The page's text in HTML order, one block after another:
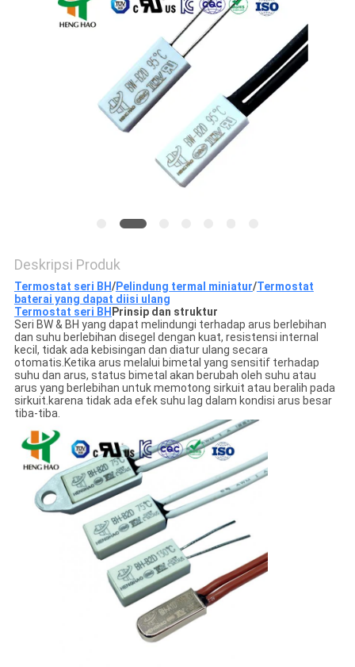
PRIVACY
Deskripsi Produk
Termostat seri BH/Pelindung termal miniatur/Termostat
baterai yang dapat diisi ulang
Termostat seri BH Prinsip dan struktur
Seri BW & BH yang dapat melindungi terhadap arus berlebihan
dan suhu berlebihan disegel dengan kuat, resistensi internal
kecil, tidak ada kebisingan dan diatur ulang secara
otomatis.Ketika arus melalui bimetal yang sensitif terhadap
suhu dan arus, status bimetal akan berubah oleh suhu atau
arus yang berlebihan untuk memotong sirkuit atau beralih pada
sirkuit.karena tidak ada efek suhu lag dalam kondisi arus besar
tiba-tiba.